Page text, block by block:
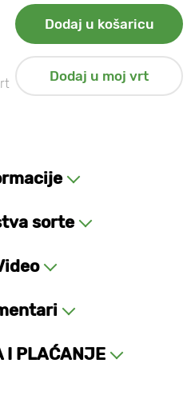
Dodaj u košaricu
Dodaj u moj vrt
sorte
I PLAĆANJE